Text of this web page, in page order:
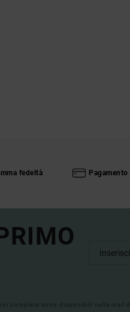
fedeltà
complete sono disponibili nella mail